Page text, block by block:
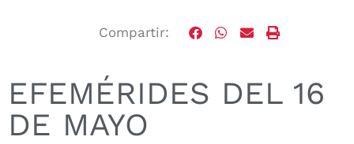
Compartir:
EFEMÉRIDES DEL 16
DE MAYO